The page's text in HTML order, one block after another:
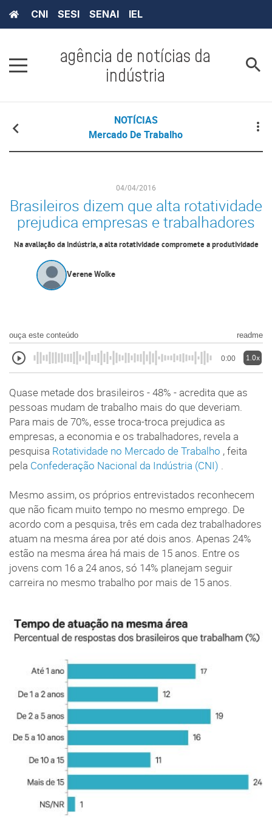
CNI SESI SENAI IEL
agência de notícias da
indústria
NOTÍCIAS
Mercado De Trabalho
04/04/2016
Brasileiros dizem que alta rotatividade
prejudica empresas e trabalhadores
Na avaliação da indústria, a alta rotatividade compromete a produtividade
Verene Wolke
ouça este conteúdo readme
0:00 1.0x
Quase metade dos brasileiros - 48% - acredita que as
pessoas mudam de trabalho mais do que deveriam.
Para mais de 70%, esse troca-troca prejudica as
empresas, a economia e os trabalhadores, revela a
pesquisa Rotatividade no Mercado de Trabalho , feita
pela Confederação Nacional da Indústria (CNI) .
Mesmo assim, os próprios entrevistados reconhecem
que não ficam muito tempo no mesmo emprego. De
acordo com a pesquisa, três em cada dez trabalhadores
atuam na mesma área por até dois anos. Apenas 24%
estão na mesma área há mais de 15 anos. Entre os
jovens com 16 a 24 anos, só 14% planejam seguir
carreira no mesmo trabalho por mais de 15 anos.